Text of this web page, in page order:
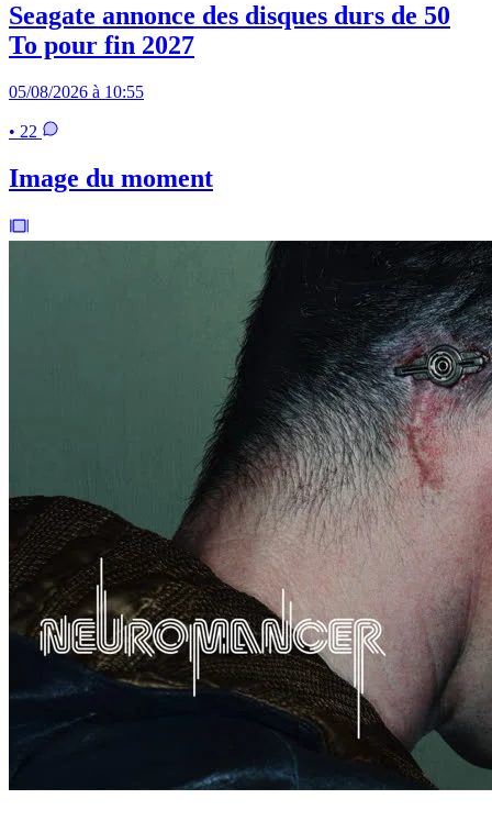
Seagate annonce des disques durs de 50
To pour fin 2027
05/08/2026 à 10:55
• 22
Image du moment